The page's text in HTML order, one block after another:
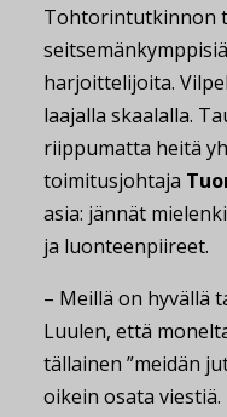
Tohtorintutkinnon
harjoittelijoita.
laajalla skaalalla.
riippumatta heitä
toimitusjohtaja
asia: jännät
ja luonteenpiireet.
– Meillä on hyvällä
Luulen, että
tällainen ”meidän
oikein osata